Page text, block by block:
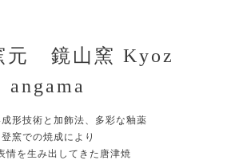
元 鏡山窯 Kyoz
angama
形技術と加飾法、多彩な釉薬
登窯での焼成により
情を生み出してきた唐津焼